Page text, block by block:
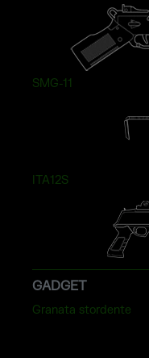
SMG-11
ITA12S
GADGET
Granata stordente